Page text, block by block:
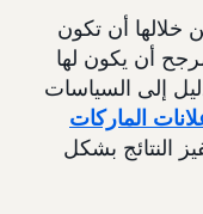
أن تكون
أن يكون لها
إلى السياسات
الماركات
النتائج بشكل